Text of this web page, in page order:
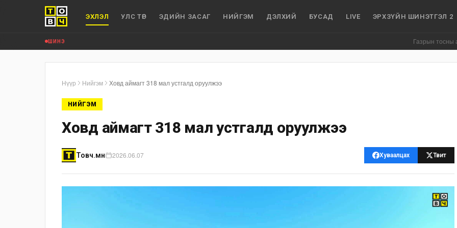
ЭХЛЭЛ УЛС ТӨР ЭДИЙН ЗАСАГ НИЙГЭМ ДЭЛХИЙ БУСАД LIVE ЭРХЗҮЙН ШИНЭТГЭЛ 2
ШИНЭ Газрын тосны
Нүүр Нийгэм Ховд аймагт 318 мал устгалд оруулжээ
НИЙГЭМ
Ховд аймагт 318 мал устгалд оруулжээ
Товч.мн 2026.06.07 Хуваалцах Твит